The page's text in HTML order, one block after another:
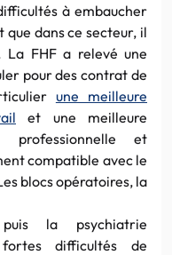
à embaucher
que dans ce secteur, il
La FHF a relevé une
pour des contrat de
une meilleure
et une meilleure
et
compatible avec le
blocs opératoires, la
la psychiatrie
difficultés de